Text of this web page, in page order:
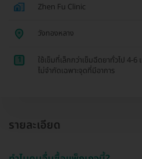
Zhen Fu Clinic
วังทองหลาง
1
ใช้เข็มที่เล็กกว่าเข็มฉีดยาทั่วไป 4-
ไม่จำกัดเฉพาะจุดที่มีอาการ
รายละเอียด